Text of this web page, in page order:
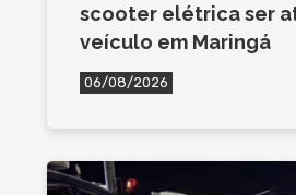
scooter elétrica ser
veículo em Maringá
06/08/2026